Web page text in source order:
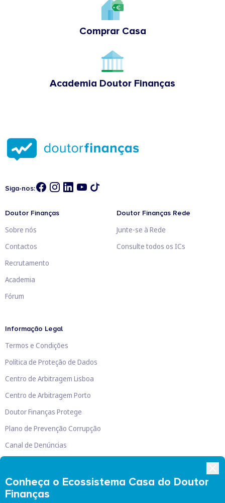
Comprar Casa
Academia Doutor Finanças
Conheça o Ecossistema Casa do Doutor
Finanças
Siga-nos:
Doutor Finanças
Sobre nós
Contactos
Recrutamento
Academia
Fórum
Doutor Finanças Rede
Junte-se à Rede
Consulte todos os ICs
Informação Legal
Termos e Condições
Política de Proteção de Dados
Centro de Arbitragem Lisboa
Centro de Arbitragem Porto
Doutor Finanças Protege
Plano de Prevenção Corrupção
Canal de Denúncias